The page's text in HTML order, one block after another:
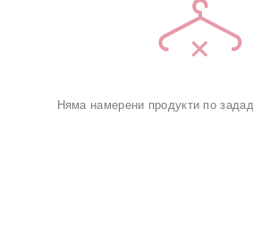
Няма намерени продукти по